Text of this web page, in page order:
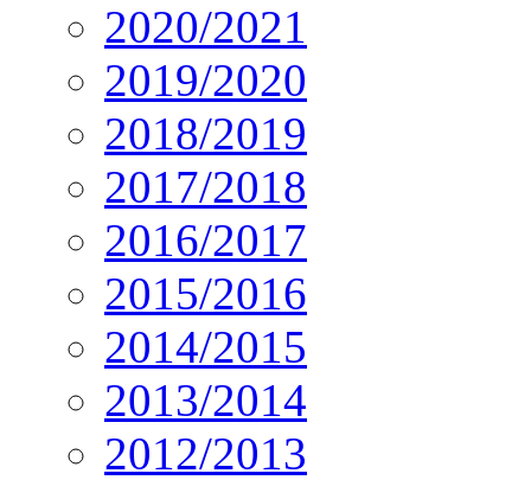
2020/2021
2019/2020
2018/2019
2017/2018
2016/2017
2015/2016
2014/2015
2013/2014
2012/2013